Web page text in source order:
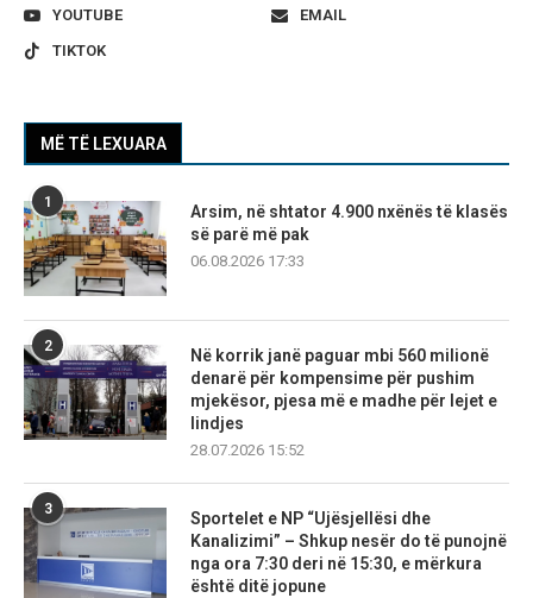
YOUTUBE
EMAIL
TIKTOK
MË TË LEXUARA
1
Arsim, në shtator 4.900 nxënës të klasës
së parë më pak
06.08.2026 17:33
2
Në korrik janë paguar mbi 560 milionë
denarë për kompensime për pushim
mjekësor, pjesa më e madhe për lejet e
lindjes
28.07.2026 15:52
3
Sportelet e NP “Ujësjellësi dhe
Kanalizimi” – Shkup nesër do të punojnë
nga ora 7:30 deri në 15:30, e mërkura
është ditë jopune